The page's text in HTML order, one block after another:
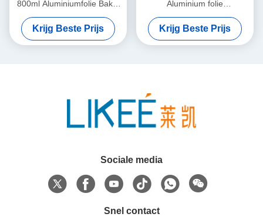
800ml Aluminiumfolie Bakje
Legering 8011 Wegwerp
Pan Maakmachine
Krijg Beste Prijs
Aluminium folie
voedselcontainer isolatie
ronde vorm maken machine
Krijg Beste Prijs
Sociale media
Snel contact